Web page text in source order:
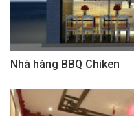
Nhà hàng BBQ Chiken